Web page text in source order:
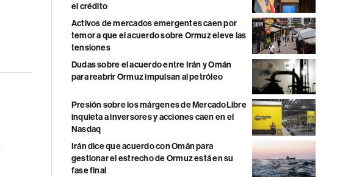
el crédito
Activos de mercados emergentes caen por
temor a que el acuerdo sobre Ormuz eleve las
tensiones
Dudas sobre el acuerdo entre Irán y Omán
para reabrir Ormuz impulsan al petróleo
Presión sobre los márgenes de MercadoLibre
inquieta a inversores y acciones caen en el
Nasdaq
Irán dice que acuerdo con Omán para
gestionar el estrecho de Ormuz está en su
fase final